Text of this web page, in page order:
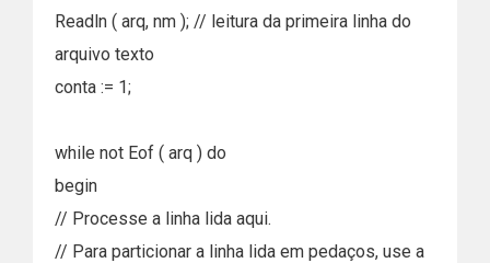
Readln ( arq, nm ); // leitura da primeira linha do
arquivo texto
conta := 1;
while not Eof ( arq ) do
begin
// Processe a linha lida aqui.
// Para particionar a linha lida em pedaços, use a